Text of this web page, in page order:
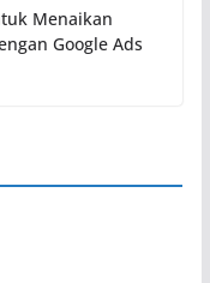
Menaikan
Google Ads